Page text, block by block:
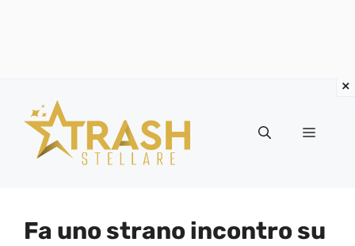
contenuto
Menu
Fa uno strano incontro su